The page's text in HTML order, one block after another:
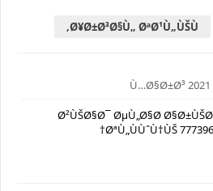
Ø¥Ø±Ø³Ø§Ù„ ØªØ¹Ù„ÙŠÙ‚
Ø²ÙŠØ§Ø¯ ØµÙ„Ø§Ø­
ØªÙ„ÙÙˆÙ†ÙŠ